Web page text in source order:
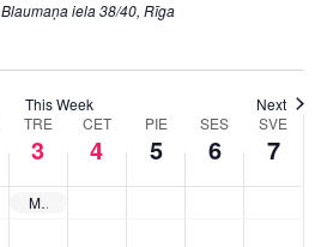
Blaumaņa iela 38/40, Rīga
This Week Next
TRE
3
CET
4
PIE
5
SES
6
SVE
7
Muzikālās “Prāta Spēles”. Rezultāti